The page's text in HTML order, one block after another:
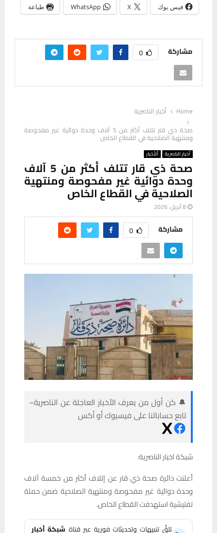
فيس بوك X
WhatsApp طباعة
مشاركة 0
Home
أخبار الناصرية
صحة ذي قار تتلف أكثر من 5 آلاف وحدة دوائية غير مفحوصة
ومنتهية الصلاحية في القطاع الخاص
أخبار الناصرية ألأخبار
صحة ذي قار تتلف أكثر من 5 آلاف
وحدة دوائية غير مفحوصة ومنتهية
الصلاحية في القطاع الخاص
8 أبريل، 2026
مشاركة 0
🔔 كن أول من يعرف الأخبار العاجلة عن الناصرية–
تابع حساباتنا على فيسبوك أو أكس
شبكة اخبار الناصرية:
أعلنت دائرة صحة ذي قار عن إتلاف أكثر من خمسة آلاف
وحدة دوائية غير مفحوصة ومنتهية الصلاحية ضمن حملة
تفتيشية استهدفت القطاع الخاص.
تلقَّ تنبيهات وتحديثات فورية عبر قناة شبكة أخبار